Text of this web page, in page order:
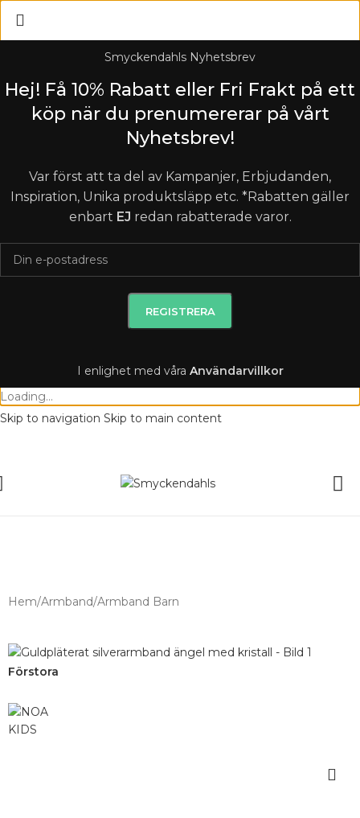
Smyckendahls Nyhetsbrev
Hej! Få 10% Rabatt eller Fri Frakt på ett
köp när du prenumererar på vårt
Nyhetsbrev!
Var först att ta del av Kampanjer, Erbjudanden,
Inspiration, Unika produktsläpp etc. *Rabatten gäller
enbart EJ redan rabatterade varor.
I enlighet med våra Användarvillkor
Loading...
Skip to navigation Skip to main content
Hem/Armband/Armband Barn
Förstora